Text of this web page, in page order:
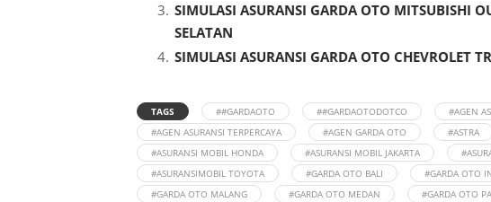
SIMULASI ASURANSI GARDA OTO MITSUBISHI
SELATAN
SIMULASI ASURANSI GARDA OTO CHEVROLET
TAGS ##GARDAOTO ##GARDAOTODOTCO #AGEN
#AGEN ASURANSI TERPERCAYA
#AGEN GARDA OTO #ASTRA
#ASURANSI MOBIL HONDA
#ASURANSI MOBIL JAKARTA
#ASURANSIMOBIL TOYOTA
#GARDA OTO BALI #GARDA OTO
#GARDA OTO MALANG
#GARDA OTO MEDAN #GARDA OTO